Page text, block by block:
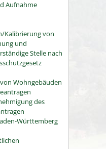
Aufnahme
Kalibrierung von
und
Stelle nach
Wohngebäuden
des
Württemberg